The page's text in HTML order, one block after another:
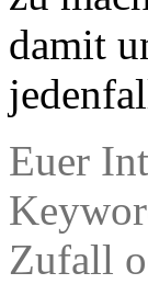
damit
Euer
Zufall